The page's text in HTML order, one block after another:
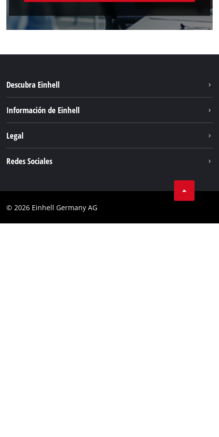
Descubra Einhell
Información de Einhell
Einhell global
Legal
Redes Sociales
© 2026 Einhell Germany AG